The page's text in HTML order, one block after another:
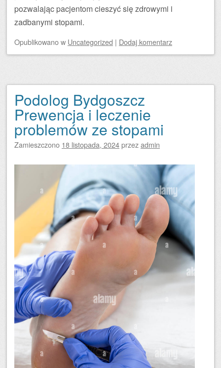
pozwalając pacjentom cieszyć się zdrowymi i
zadbanymi stopami.
Opublikowanow Uncategorized | Dodaj komentarz
Podolog Bydgoszcz
Prewencja i leczenie
problemów ze stopami
Zamieszczono 18 listopada, 2024przezadmin